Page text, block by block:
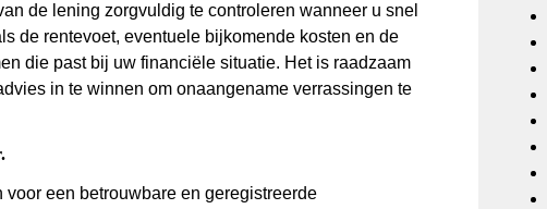
de lening zorgvuldig te controleren wanneer u snel
de rentevoet, eventuele bijkomende kosten en de
die past bij uw financiële situatie. Het is raadzaam
in te winnen om onaangename verrassingen te
een betrouwbare en geregistreerde